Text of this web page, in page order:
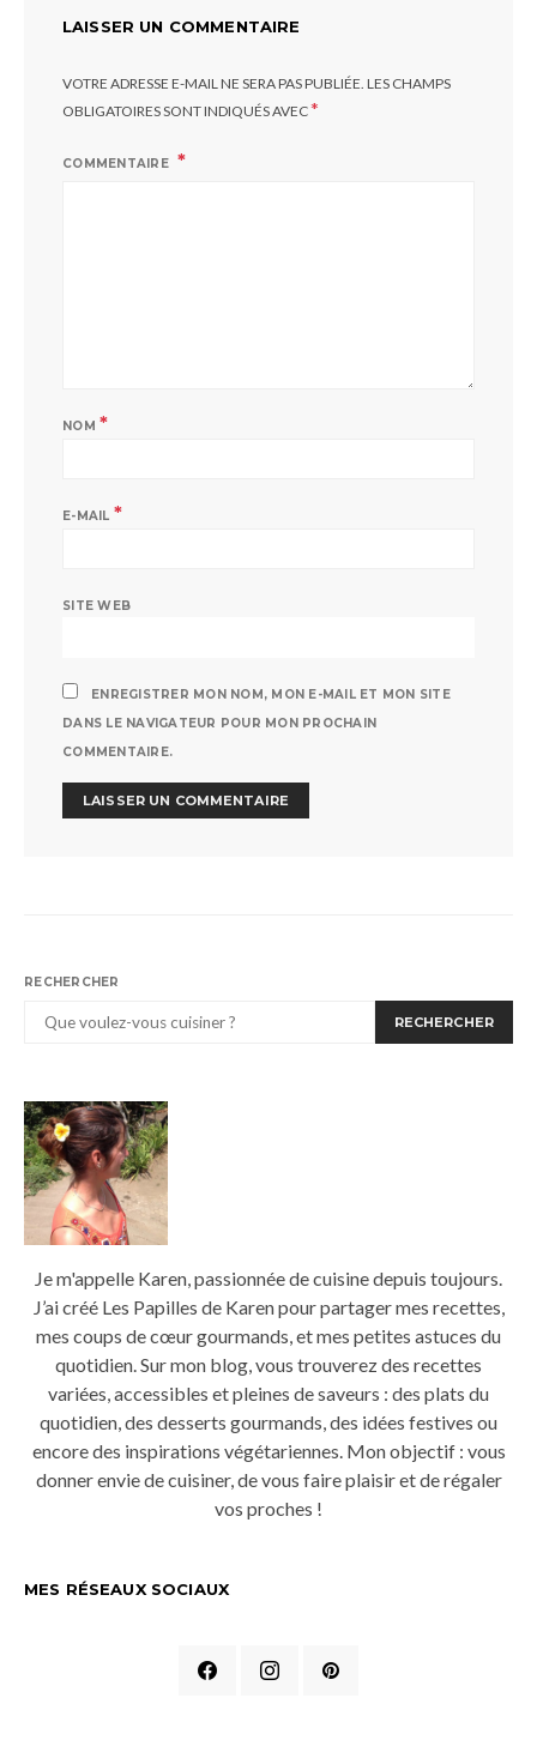
LAISSER UN COMMENTAIRE
VOTRE ADRESSE E-MAIL NE SERA PAS PUBLIÉE. LES CHAMPS
OBLIGATOIRES SONT INDIQUÉS AVEC*
COMMENTAIRE
NOM *
E-MAIL *
SITE WEB
ENREGISTRER MON NOM, MON E-MAIL ET MON SITE
DANS LE NAVIGATEUR POUR MON PROCHAIN
COMMENTAIRE.
RECHERCHER
RECHERCHER
Je m'appelle Karen, passionnée de cuisine depuis toujours.
J’ai créé Les Papilles de Karen pour partager mes recettes,
mes coups de cœur gourmands, et mes petites astuces du
quotidien. Sur mon blog, vous trouverez des recettes
variées, accessibles et pleines de saveurs : des plats du
quotidien, des desserts gourmands, des idées festives ou
encore des inspirations végétariennes. Mon objectif : vous
donner envie de cuisiner, de vous faire plaisir et de régaler
vos proches !
MES RÉSEAUX SOCIAUX